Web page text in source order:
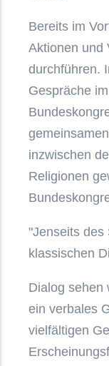
Bereits im
Aktionen und
durchführen.
Gespräche
inzwischen
Religionen
"Jenseits des
klassischen
Dialog sehen
ein verbales
vielfältigen